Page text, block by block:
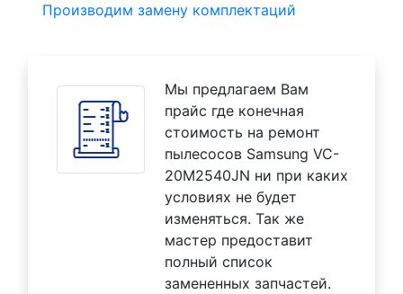
Производим замену комплектаций
Мы предлагаем Вам
прайс где конечная
стоимость на ремонт
пылесосов Samsung VC-
20M2540JN ни при каких
условиях не будет
изменяться. Так же
мастер предоставит
полный список
замененных запчастей.